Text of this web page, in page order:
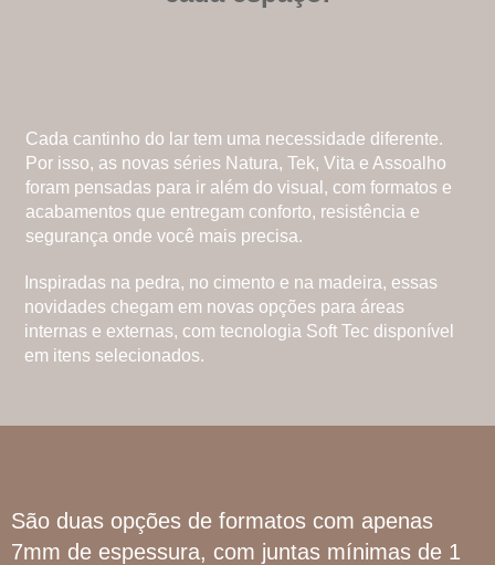
Cada cantinho do lar tem uma necessidade diferente.
Por isso, as novas séries Natura, Tek, Vita e Assoalho
foram pensadas para ir além do visual, com formatos e
acabamentos que entregam conforto, resistência e
segurança onde você mais precisa.
Inspiradas na pedra, no cimento e na madeira, essas
novidades chegam em novas opções para áreas
internas e externas, com tecnologia Soft Tec disponível
em itens selecionados.
São duas opções de formatos com apenas
7mm de espessura, com juntas mínimas de 1